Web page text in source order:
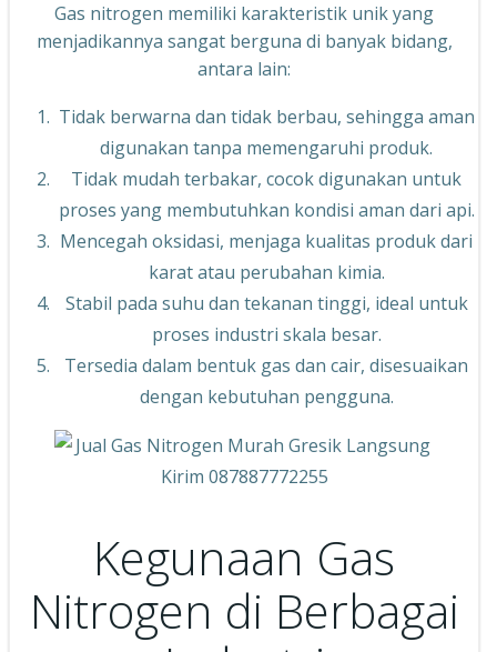
Gas nitrogen memiliki karakteristik unik yang
menjadikannya sangat berguna di banyak bidang,
antara lain:
Tidak berwarna dan tidak berbau, sehingga aman
digunakan tanpa memengaruhi produk.
Tidak mudah terbakar, cocok digunakan untuk
proses yang membutuhkan kondisi aman dari api.
Mencegah oksidasi, menjaga kualitas produk dari
karat atau perubahan kimia.
Stabil pada suhu dan tekanan tinggi, ideal untuk
proses industri skala besar.
Tersedia dalam bentuk gas dan cair, disesuaikan
dengan kebutuhan pengguna.
Kegunaan Gas
Nitrogen di Berbagai